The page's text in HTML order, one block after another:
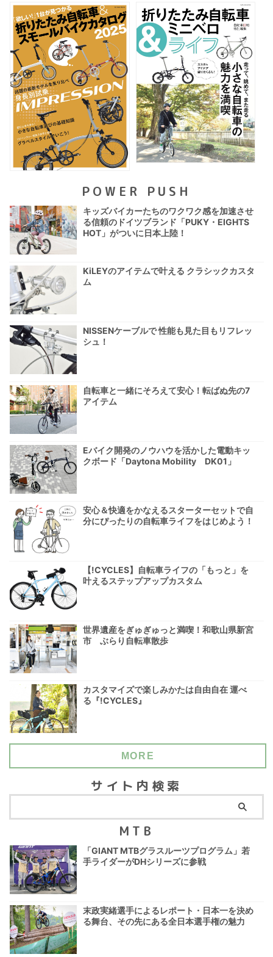
POWER PUSH
キッズバイカーたちのワクワク感を加速させ
る信頼のドイツブランド「PUKY・EIGHTS
HOT」がついに日本上陸！
KiLEYのアイテムで叶える クラシックカスタ
ム
NISSENケーブルで 性能も見た目もリフレッ
シュ！
自転車と一緒にそろえて安心！転ばぬ先の7
アイテム
Eバイク開発のノウハウを活かした電動キッ
クボード「Daytona Mobility DK01」
安心＆快適をかなえるスターターセットで自
分にぴったりの自転車ライフをはじめよう！
【!CYCLES】自転車ライフの「もっと」を
叶えるステップアップカスタム
世界遺産をぎゅぎゅっと満喫！和歌山県新宮
市 ぶらり自転車散歩
カスタマイズで楽しみかたは自由自在 運べ
る『!CYCLES』
MORE
サイト内検索
MTB
「GIANT MTBグラスルーツプログラム」若
手ライダーがDHシリーズに参戦
末政実緒選手によるレポート・日本一を決め
る舞台、その先にある全日本選手権の魅力